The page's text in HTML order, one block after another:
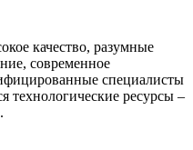
качество, разумные
современное
специалисты
технологические ресурсы –